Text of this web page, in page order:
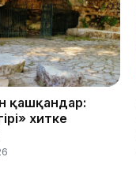
қашқандар:
хитке